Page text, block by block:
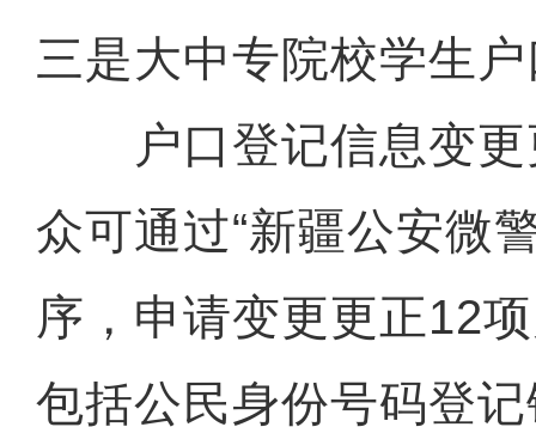
三是大中专院校学生
户口登记信息变更
众可通过“新疆公安微
序，申请变更更正12
包括公民身份号码登